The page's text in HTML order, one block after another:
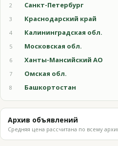
2
Санкт-Петербург
3
Краснодарский край
4
Калининградская обл.
5
Московская обл.
6
Ханты-Мансийский АО
7
Омская обл.
8
Башкортостан
Архив объявлений
Средняя цена рассчитана по всему